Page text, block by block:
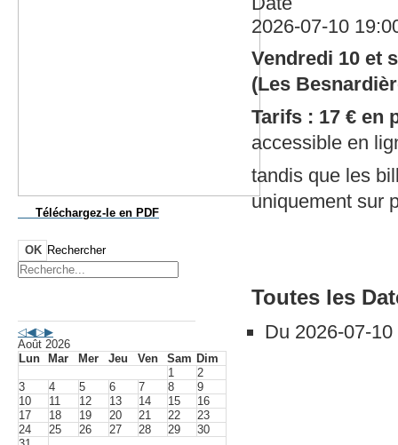
Téléchargez-le en PDF
OK Rechercher
Août 2026
Lun
Mar Mer Jeu Ven Sam Dim
1
2
3
4 5 6 7 8
9
10
11 12 13 14 15
16
17
18 19 20 21 22
23
24
25 26 27 28 29
30
2026-07-10
Vendredi 10 et
(Les
Tarifs : 17 € en
accessible en
tandis que les
uniquement sur
Toutes les
Du 2026-07-10